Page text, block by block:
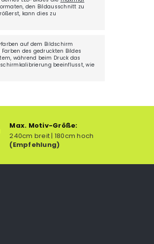
den Bildausschnitt zu
kann dies zu
auf dem Bildschirm
des gedruckten Bildes
während beim Druck das
beeinflusst, wie
Max. Motiv-Größe:
240cm breit | 180cm hoch
(Empfehlung)